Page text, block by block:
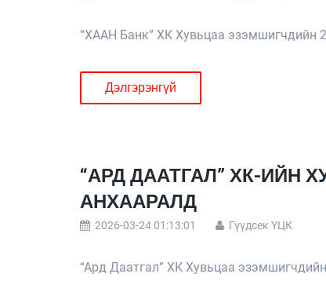
“ХААН Банк” ХК Хувьцаа эзэмшигчдийн
Дэлгэрэнгүй
“АРД ДААТГАЛ” ХК-ИЙН
АНХААРАЛД
2026-03-24 01:13:01 Гүүдсек ҮЦК
“Ард Даатгал” ХК Хувьцаа